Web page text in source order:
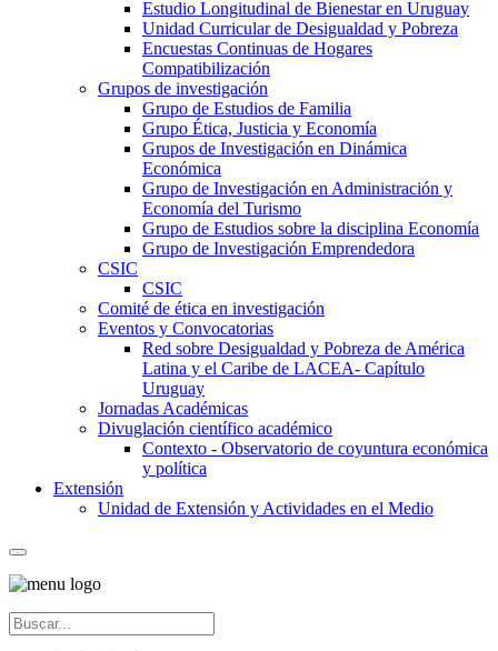
Estudio Longitudinal de Bienestar en Uruguay
Unidad Curricular de Desigualdad y Pobreza
Encuestas Continuas de Hogares
Compatibilización
Grupos de investigación
Grupo de Estudios de Familia
Grupo Ética, Justicia y Economía
Grupos de Investigación en Dinámica
Económica
Grupo de Investigación en Administración y
Economía del Turismo
Grupo de Estudios sobre la disciplina Economía
Grupo de Investigación Emprendedora
CSIC
CSIC
Comité de ética en investigación
Eventos y Convocatorias
Red sobre Desigualdad y Pobreza de América
Latina y el Caribe de LACEA- Capítulo
Uruguay
Jornadas Académicas
Divuglación científico académico
Contexto - Observatorio de coyuntura económica
y política
Extensión
Unidad de Extensión y Actividades en el Medio